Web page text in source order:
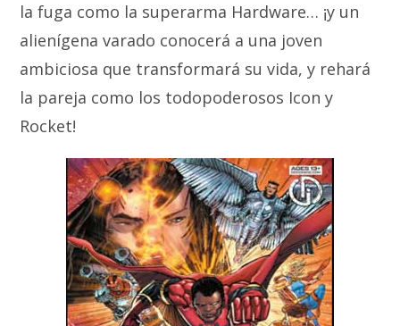
la fuga como la superarma Hardware… ¡y un
alienígena varado conocerá a una joven
ambiciosa que transformará su vida, y rehará
la pareja como los todopoderosos Icon y
Rocket!